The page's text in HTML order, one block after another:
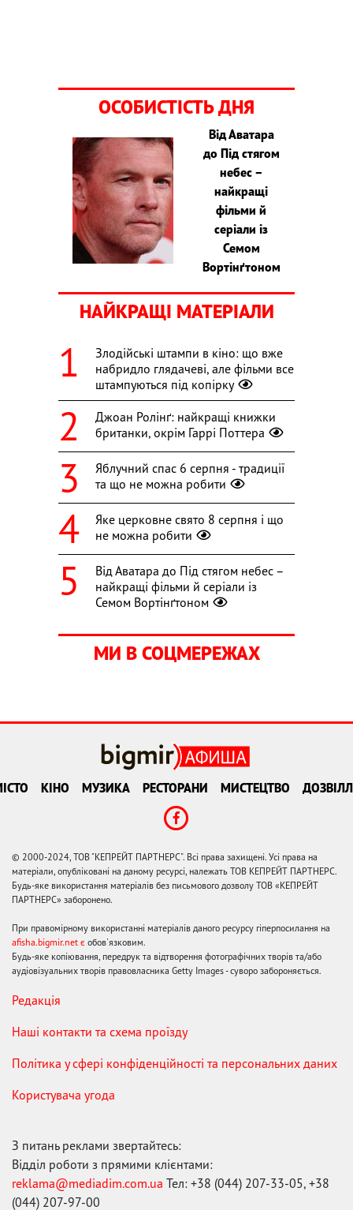
ОСОБИСТІСТЬ ДНЯ
Від Аватара
до Під стягом
небес –
найкращі
фільми й
серіали із
Семом
Вортінґтоном
НАЙКРАЩІ МАТЕРІАЛИ
Злодійські штампи в кіно: що вже
набридло глядачеві, але фільми все
штампуються під копірку
Джоан Ролінґ: найкращі книжки
британки, окрім Гаррі Поттера
Яблучний спас 6 серпня - традиції
та що не можна робити
Яке церковне свято 8 серпня і що
не можна робити
Від Аватара до Під стягом небес –
найкращі фільми й серіали із
Семом Вортінґтоном
МИ В СОЦМЕРЕЖАХ
КІНО МУЗИКА РЕСТОРАНИ МИСТЕЦТВО
© 2000-2024, ТОВ "КЕПРЕЙТ ПАРТНЕРС". Всі права захищені. Усі права на
матеріали, опубліковані на даному ресурсі, належать ТОВ КЕПРЕЙТ ПАРТНЕРС.
Будь-яке використання матеріалів без письмового дозволу ТОВ «КЕПРЕЙТ
ПАРТНЕРС» заборонено.
При правомірному використанні матеріалів даного ресурсу гіперпосилання на
afisha.bigmir.net є обов'язковим.
Будь-яке копіювання, передрук та відтворення фотографічних творів та/або
аудіовізуальних творів правовласника Getty Images - суворо забороняється.
Редакція
Наші контакти та схема проїзду
Політика у сфері конфіденційності та персональних даних
Користувача угода
З питань реклами звертайтесь:
Відділ роботи з прямими клієнтами:
reklama@mediadim.com.ua Тел: +38 (044) 207-33-05, +38
(044) 207-97-00